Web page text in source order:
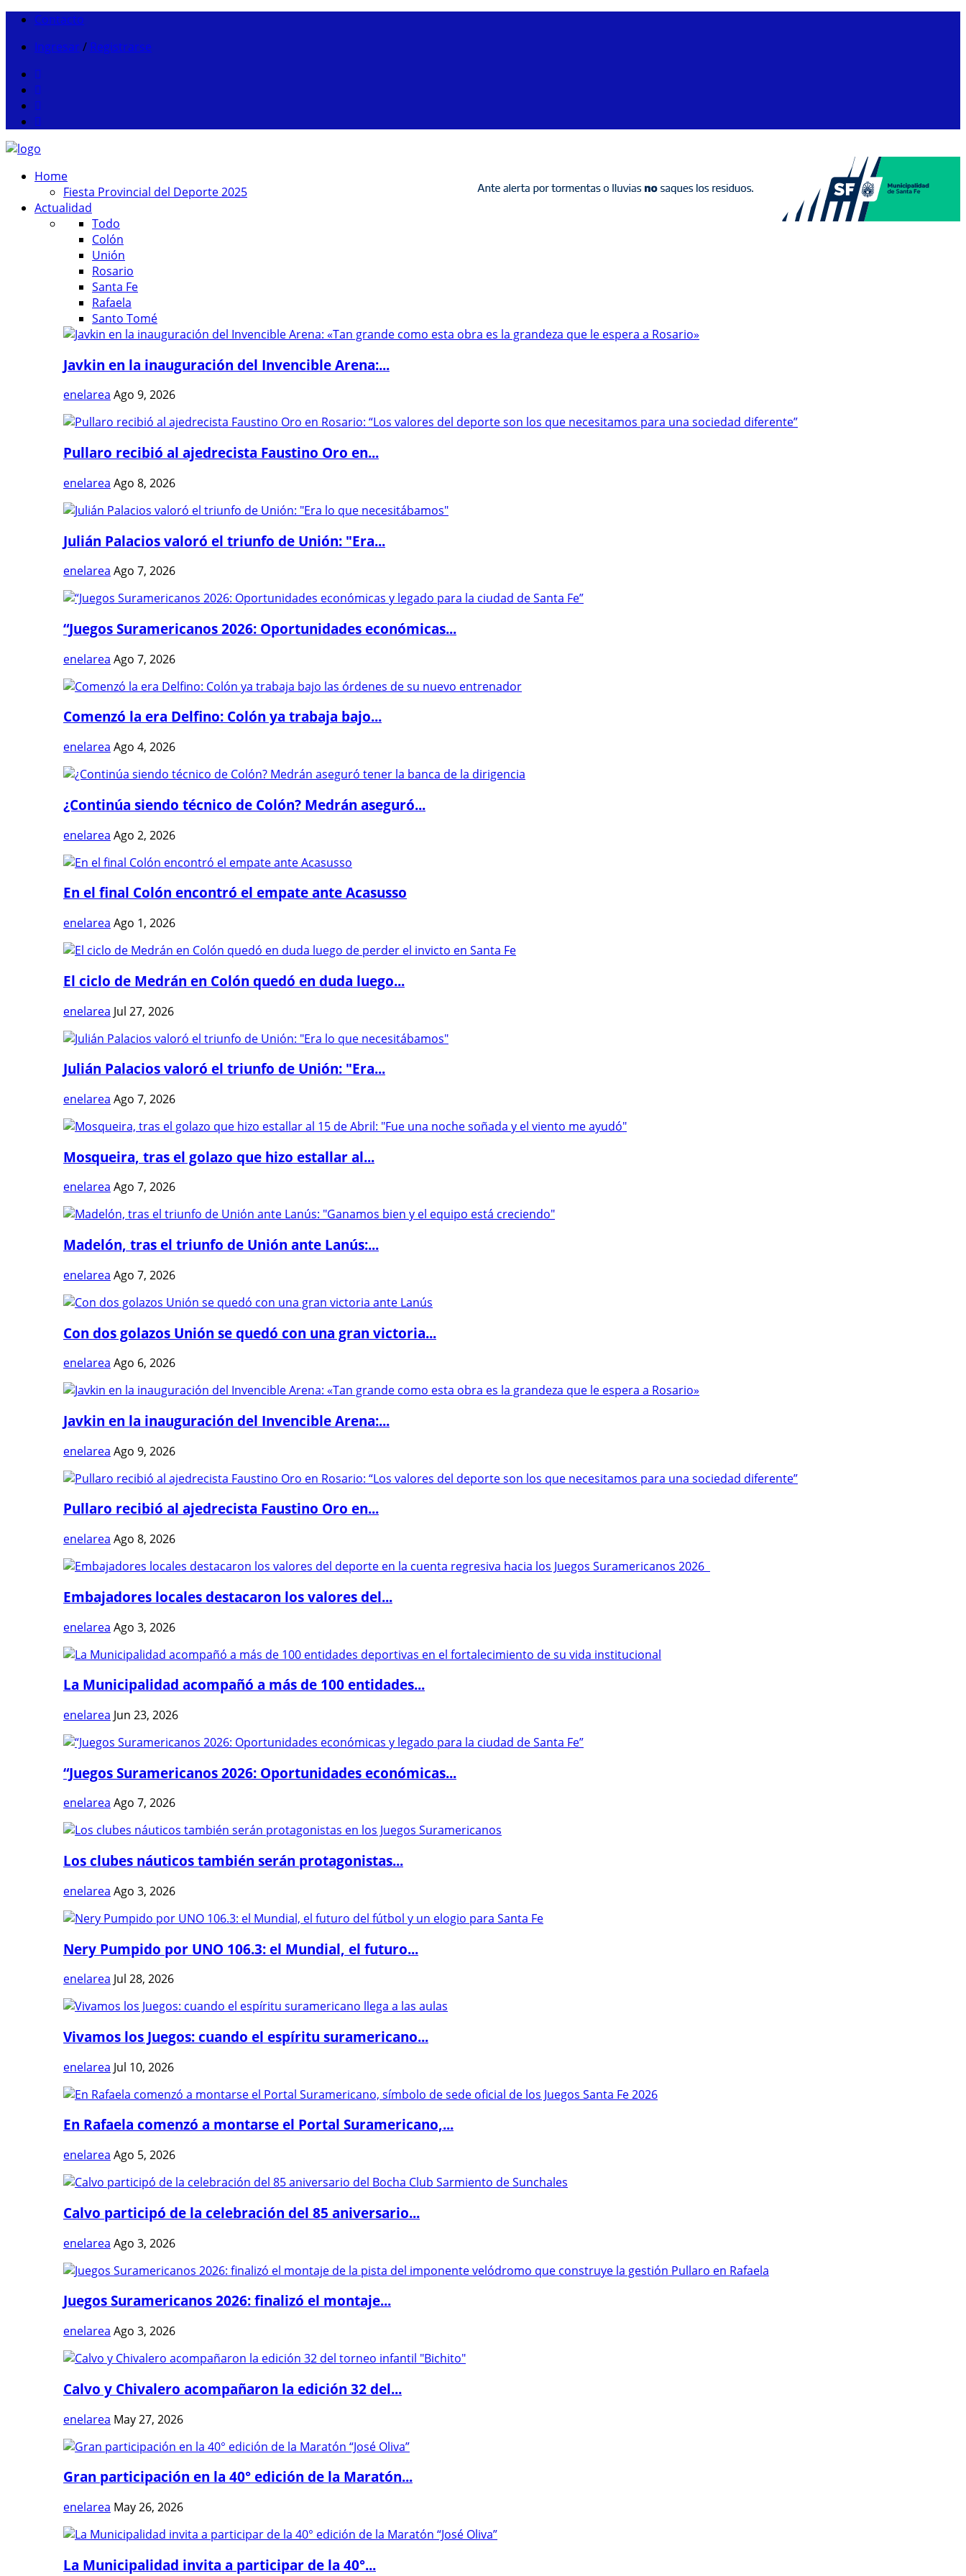
Contacto
Ingresar / Registrarse
Home
Fiesta Provincial del Deporte 2025
Actualidad
Todo
Colón
Unión
Rosario
Santa Fe
Rafaela
Santo Tomé
Javkin en la inauguración del Invencible Arena:...
enelarea Ago 9, 2026
Pullaro recibió al ajedrecista Faustino Oro en...
enelarea Ago 8, 2026
Julián Palacios valoró el triunfo de Unión: "Era...
enelarea Ago 7, 2026
“Juegos Suramericanos 2026: Oportunidades económicas...
enelarea Ago 7, 2026
Comenzó la era Delfino: Colón ya trabaja bajo...
enelarea Ago 4, 2026
¿Continúa siendo técnico de Colón? Medrán aseguró...
enelarea Ago 2, 2026
En el final Colón encontró el empate ante Acasusso
enelarea Ago 1, 2026
El ciclo de Medrán en Colón quedó en duda luego...
enelarea Jul 27, 2026
Julián Palacios valoró el triunfo de Unión: "Era...
enelarea Ago 7, 2026
Mosqueira, tras el golazo que hizo estallar al...
enelarea Ago 7, 2026
Madelón, tras el triunfo de Unión ante Lanús:...
enelarea Ago 7, 2026
Con dos golazos Unión se quedó con una gran victoria...
enelarea Ago 6, 2026
Javkin en la inauguración del Invencible Arena:...
enelarea Ago 9, 2026
Pullaro recibió al ajedrecista Faustino Oro en...
enelarea Ago 8, 2026
Embajadores locales destacaron los valores del...
enelarea Ago 3, 2026
La Municipalidad acompañó a más de 100 entidades...
enelarea Jun 23, 2026
“Juegos Suramericanos 2026: Oportunidades económicas...
enelarea Ago 7, 2026
Los clubes náuticos también serán protagonistas...
enelarea Ago 3, 2026
Nery Pumpido por UNO 106.3: el Mundial, el futuro...
enelarea Jul 28, 2026
Vivamos los Juegos: cuando el espíritu suramericano...
enelarea Jul 10, 2026
En Rafaela comenzó a montarse el Portal Suramericano,...
enelarea Ago 5, 2026
Calvo participó de la celebración del 85 aniversario...
enelarea Ago 3, 2026
Juegos Suramericanos 2026: finalizó el montaje...
enelarea Ago 3, 2026
Calvo y Chivalero acompañaron la edición 32 del...
enelarea May 27, 2026
Gran participación en la 40° edición de la Maratón...
enelarea May 26, 2026
La Municipalidad invita a participar de la 40°...